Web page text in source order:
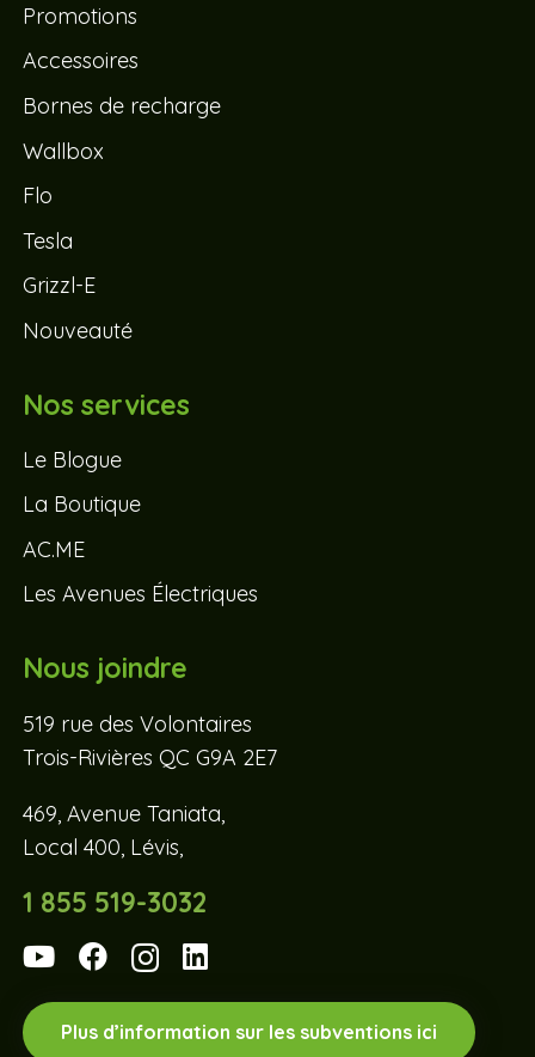
Promotions
Accessoires
Bornes de recharge
Wallbox
Flo
Tesla
Grizzl-E
Nouveauté
Nos services
Le Blogue
La Boutique
AC.ME
Les Avenues Électriques
Nous joindre
519 rue des Volontaires
Trois-Rivières QC G9A 2E7
469, Avenue Taniata,
Local 400, Lévis,
1 855 519-3032
Plus d’information sur les subventions ici